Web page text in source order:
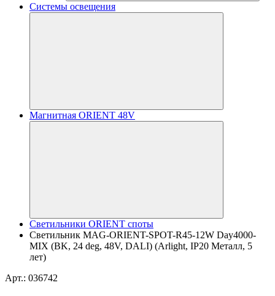
Системы освещения
Магнитная ORIENT 48V
Светильники ORIENT споты
Светильник MAG-ORIENT-SPOT-R45-12W Day4000-
MIX (BK, 24 deg, 48V, DALI) (Arlight, IP20 Металл, 5
лет)
Арт.: 036742